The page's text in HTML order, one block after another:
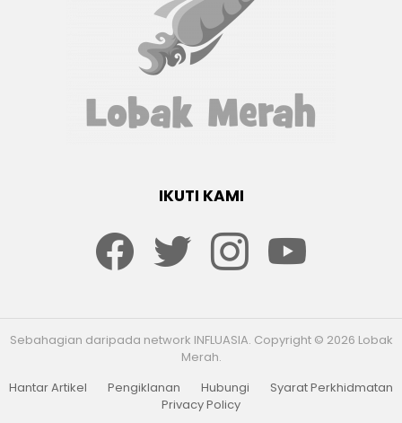
IKUTI KAMI
Sebahagian daripada network INFLUASIA. Copyright © 2026 Lobak
Merah.
Hantar Artikel
Pengiklanan Hubungi
Syarat Perkhidmatan
Privacy Policy